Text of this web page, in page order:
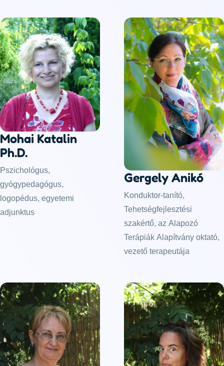
Mohai Katalin
Ph.D.
Pszichológus,
gyógypedagógus,
logopédus, egyetemi
adjunktus
Gergely Anikó
Konduktor-tanító,
Tehetségfejlesztési
szakértő, az Alapozó
Terápiák Alapítvány oktató,
vezető terapeutája